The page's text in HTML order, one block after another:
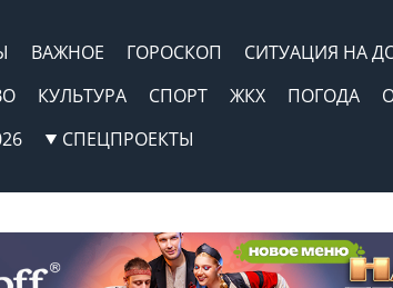
ВАЖНОЕ ГОРОСКОП СИТУАЦИЯ НА
КУЛЬТУРА СПОРТ ЖКХ ПОГОДА
СПЕЦПРОЕКТЫ